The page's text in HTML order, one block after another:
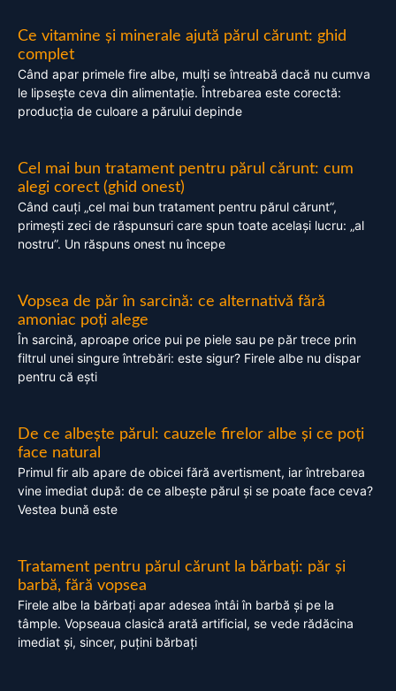
Ce vitamine și minerale ajută părul cărunt: ghid
complet
Când apar primele fire albe, mulți se întreabă dacă nu cumva
le lipsește ceva din alimentație. Întrebarea este corectă:
producția de culoare a părului depinde
Cel mai bun tratament pentru părul cărunt: cum
alegi corect (ghid onest)
Când cauți „cel mai bun tratament pentru părul cărunt”,
primești zeci de răspunsuri care spun toate același lucru: „al
nostru”. Un răspuns onest nu începe
Vopsea de păr în sarcină: ce alternativă fără
amoniac poți alege
În sarcină, aproape orice pui pe piele sau pe păr trece prin
filtrul unei singure întrebări: este sigur? Firele albe nu dispar
pentru că ești
De ce albește părul: cauzele firelor albe și ce poți
face natural
Primul fir alb apare de obicei fără avertisment, iar întrebarea
vine imediat după: de ce albește părul și se poate face ceva?
Vestea bună este
Tratament pentru părul cărunt la bărbați: păr și
barbă, fără vopsea
Firele albe la bărbați apar adesea întâi în barbă și pe la
tâmple. Vopseaua clasică arată artificial, se vede rădăcina
imediat și, sincer, puțini bărbați